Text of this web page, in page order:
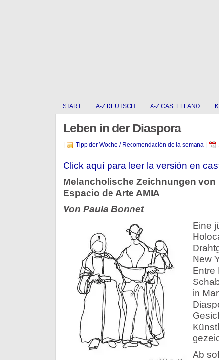
START A-Z DEUTSCH A-Z CASTELLANO
Leben in der Diaspora
Tipp der Woche / Recomendación de la semana|
Click aquí para leer la versión en
Melancholische Zeichnungen von
Espacio de Arte AMIA
Von Paula Bonnet
Eine
New
Entre
in
Ab